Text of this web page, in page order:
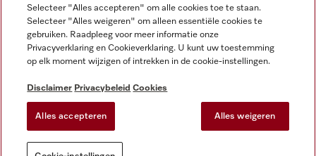
Algemene voorwaarden en informatie
Privacybeleid
Gebruiksvoorwaarden
Toegankelijkheidsverklaring
Digital Services Act
Cookie-instellingen
Selecteer "Alles accepteren" om alle cookies toe te staan.
Selecteer "Alles weigeren" om alleen essentiële cookies te
gebruiken. Raadpleeg voor meer informatie onze
Privacyverklaring en Cookieverklaring. U kunt uw toestemming
op elk moment wijzigen of intrekken in de cookie-instellingen.
Disclaimer Privacybeleid Cookies
Alles accepteren Alles weigeren